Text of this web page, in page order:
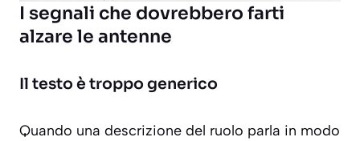
I segnali che dovrebbero farti
alzare le antenne
Il testo è troppo generico
Quando una descrizione del ruolo parla in modo